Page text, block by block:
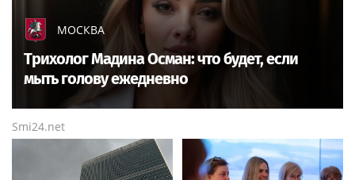
МОСКВА
Трихолог Мадина Осман: что будет, если
мыть голову ежедневно
Smi24.net